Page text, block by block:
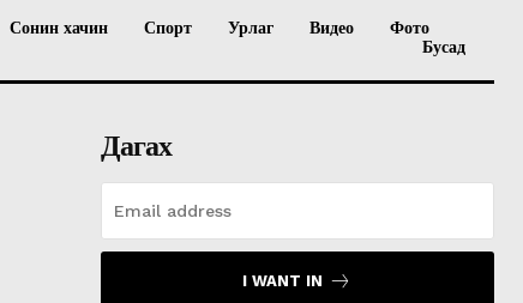
Сонин хачин Спорт Урлаг Видео
Фото
Бусад
Дагах
I WANT IN